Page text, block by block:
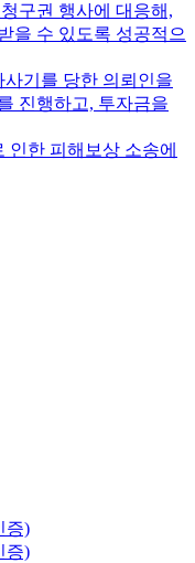
구권 행사에 대응해,
을 수 있도록 성공적으
기를 당한 의뢰인을
진행하고, 투자금을
인한 피해보상 소송에
증)
증)